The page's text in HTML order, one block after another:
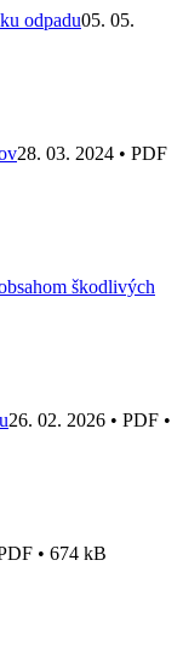
odpadu05. 05.
28. 03. 2024 • PDF
škodlivých
26. 02. 2026 • PDF •
• 674 kB